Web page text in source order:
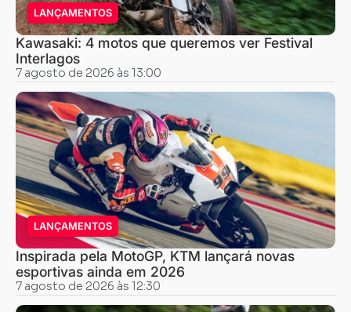
LANÇAMENTOS
Kawasaki: 4 motos que queremos ver Festival
Interlagos
7 agosto de 2026 às 13:00
LANÇAMENTOS
Inspirada pela MotoGP, KTM lançará novas
esportivas ainda em 2026
7 agosto de 2026 às 12:30